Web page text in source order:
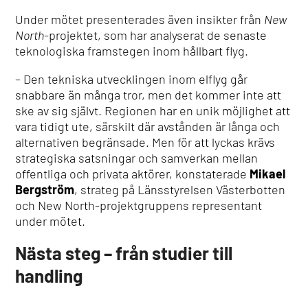
Under mötet presenterades även insikter från New
North-projektet, som har analyserat de senaste
teknologiska framstegen inom hållbart flyg.
– Den tekniska utvecklingen inom elflyg går
snabbare än många tror, men det kommer inte att
ske av sig självt. Regionen har en unik möjlighet att
vara tidigt ute, särskilt där avstånden är långa och
alternativen begränsade. Men för att lyckas krävs
strategiska satsningar och samverkan mellan
offentliga och privata aktörer, konstaterade Mikael
Bergström, strateg på Länsstyrelsen Västerbotten
och New North-projektgruppens representant
under mötet.
Nästa steg – från studier till
handling